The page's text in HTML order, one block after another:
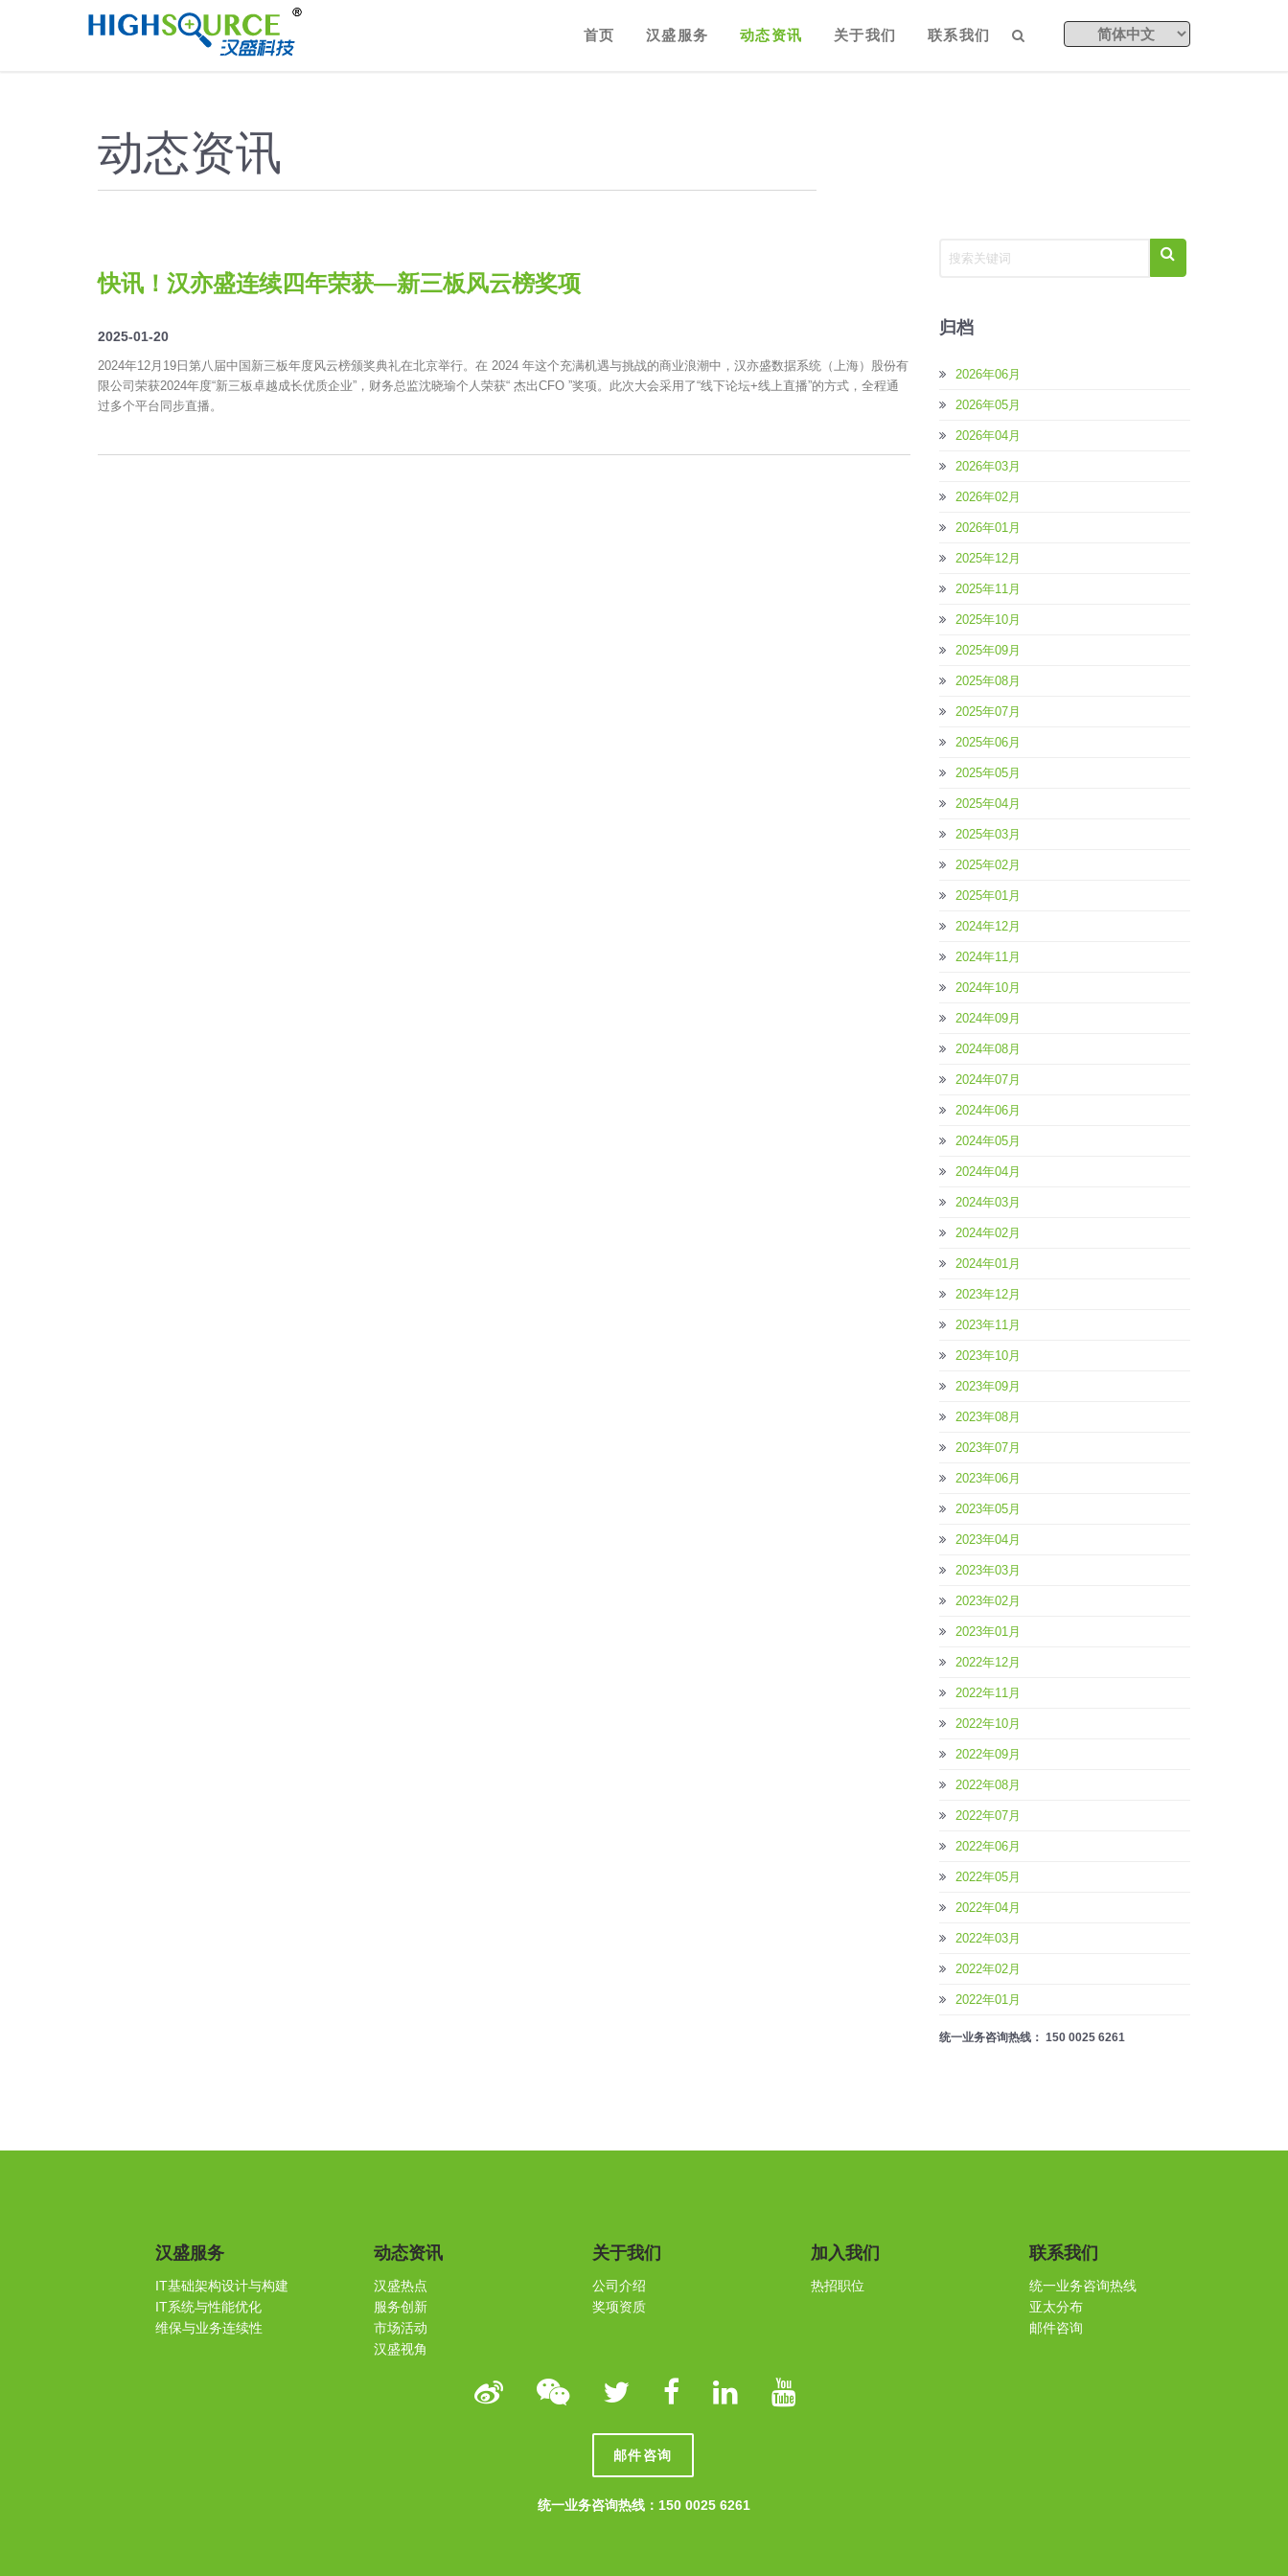
首页 汉盛服务 动态资讯 关于我们 联系我们
动态资讯
快讯！汉亦盛连续四年荣获—新三板风云榜奖项
2025-01-20
2024年12月19日第八届中国新三板年度风云榜颁奖典礼在北京举行。在 2024 年这个充满机遇与挑战的商业浪潮中，汉亦盛数据系统（上海）股份有
限公司荣获2024年度“新三板卓越成长优质企业”，财务总监沈晓瑜个人荣获“ 杰出CFO ”奖项。此次大会采用了“线下论坛+线上直播”的方式，全程通
过多个平台同步直播。
归档
2026年06月
2026年05月
2026年04月
2026年03月
2026年02月
2026年01月
2025年12月
2025年11月
2025年10月
2025年09月
2025年08月
2025年07月
2025年06月
2025年05月
2025年04月
2025年03月
2025年02月
2025年01月
2024年12月
2024年11月
2024年10月
2024年09月
2024年08月
2024年07月
2024年06月
2024年05月
2024年04月
2024年03月
2024年02月
2024年01月
2023年12月
2023年11月
2023年10月
2023年09月
2023年08月
2023年07月
2023年06月
2023年05月
2023年04月
2023年03月
2023年02月
2023年01月
2022年12月
2022年11月
2022年10月
2022年09月
2022年08月
2022年07月
2022年06月
2022年05月
2022年04月
2022年03月
2022年02月
2022年01月
统一业务咨询热线： 150 0025 6261
汉盛服务
IT基础架构设计与构建
IT系统与性能优化
维保与业务连续性
动态资讯
汉盛热点
服务创新
市场活动
汉盛视角
关于我们
公司介绍
奖项资质
加入我们
热招职位
联系我们
统一业务咨询热线
亚太分布
邮件咨询
邮件咨询
统一业务咨询热线：150 0025 6261